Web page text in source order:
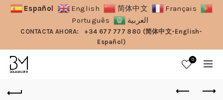
Español English 简体中文
Français
Português
العربية
CONTACTA AHORA:
+34 677 777 880 (简体中文-English-
Español)
0